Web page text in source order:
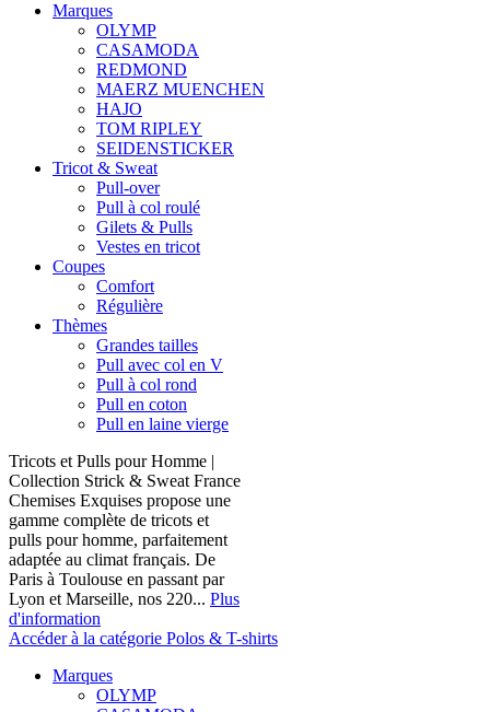
Marques
OLYMP
CASAMODA
REDMOND
MAERZ MUENCHEN
HAJO
TOM RIPLEY
SEIDENSTICKER
Tricot & Sweat
Pull-over
Pull à col roulé
Gilets & Pulls
Vestes en tricot
Coupes
Comfort
Régulière
Thèmes
Grandes tailles
Pull avec col en V
Pull à col rond
Pull en coton
Pull en laine vierge
Tricots et Pulls pour Homme |
Collection Strick & Sweat France
Chemises Exquises propose une
gamme complète de tricots et
pulls pour homme, parfaitement
adaptée au climat français. De
Paris à Toulouse en passant par
Lyon et Marseille, nos 220... Plus
d'information
Accéder à la catégorie Polos & T-shirts
Marques
OLYMP